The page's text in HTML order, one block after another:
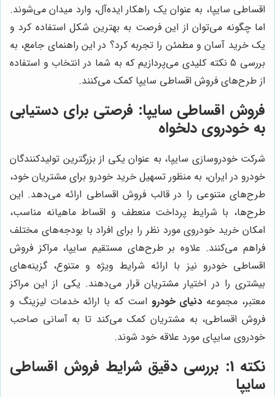
اقساطی سایپا، به عنوان یک راهکار ایده‌آل، وارد میدان می‌شوند.
اما چگونه می‌توان از این فرصت به بهترین شکل استفاده کرد و
یک خرید آسان و مطمئن را تجربه کرد؟ در این راهنمای جامع، به
بررسی 5 نکته کلیدی می‌پردازیم که به شما در انتخاب و استفاده
از طرح‌های فروش اقساطی سایپا کمک می‌کنند.
فروش اقساطی سایپا: فرصتی برای دستیابی
به خودروی دلخواه
شرکت خودروسازی سایپا، به عنوان یکی از بزرگترین تولیدکنندگان
خودرو در ایران، به منظور تسهیل خرید خودرو برای مشتریان خود،
طرح‌های متنوعی را در قالب فروش اقساطی ارائه می‌دهد. این
طرح‌ها، با شرایط پرداخت منعطف و اقساط ماهیانه مناسب،
امکان خرید خودروی مورد نظر را برای افراد با بودجه‌های مختلف
فراهم می‌کنند. علاوه بر طرح‌های مستقیم سایپا، مراکز فروش
اقساطی خودرو نیز با ارائه شرایط ویژه و متنوع، گزینه‌های
بیشتری را در اختیار مشتریان قرار می‌دهند. یکی از این مراکز
معتبر، مجموعه دنیای خودرو است که با ارائه خدمات لیزینگ و
فروش اقساطی، به مشتریان کمک می‌کند تا به آسانی صاحب
خودروی سایپای مورد علاقه خود شوند.
نکته 1: بررسی دقیق شرایط فروش اقساطی
سایپا